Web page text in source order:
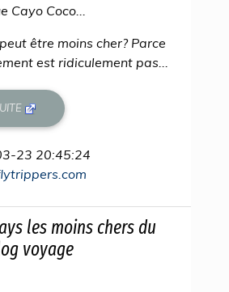
Cayo Coco...
être moins cher? Parce
est ridiculement pas...
23 20:45:24
les moins chers du
voyage